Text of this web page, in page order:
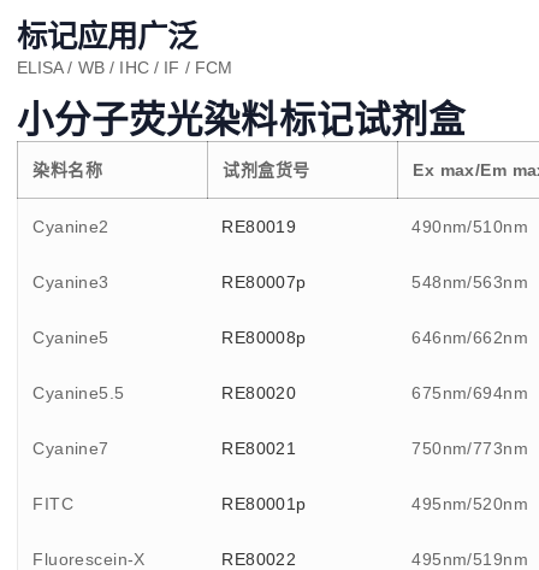
标记应用广泛
ELISA / WB / IHC / IF / FCM
小分子荧光染料标记试剂盒
染料名称 试剂盒货号 Ex max/Em
Cyanine2 RE80019 490nm/510nm
Cyanine3 RE80007p 548nm/563nm
Cyanine5 RE80008p 646nm/662nm
Cyanine5.5 RE80020 675nm/694nm
Cyanine7 RE80021 750nm/773nm
FITC RE80001p 495nm/520nm
Fluorescein-X RE80022 495nm/519nm